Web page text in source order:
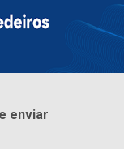
enviar